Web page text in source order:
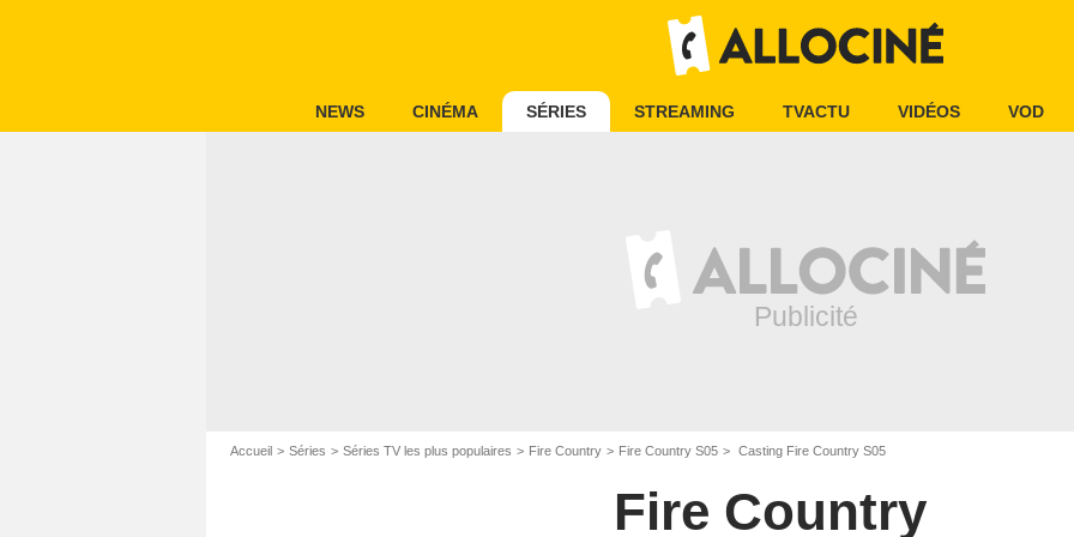
NEWS CINÉMA SÉRIES STREAMING TVACTU VIDÉOS VOD
Accueil Séries Séries TV les plus populaires Fire Country Fire Country S05 Casting Fire Country S05
Fire Country